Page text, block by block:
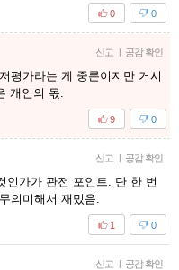
0
0
신고 | 공감 확인
평가라는 게 중론이지만 거시
개인의 몫.
0
9
신고 | 공감 확인
인가가 관전 포인트. 단 한 번
의미해서 재밌음.
0
1
신고 | 공감 확인